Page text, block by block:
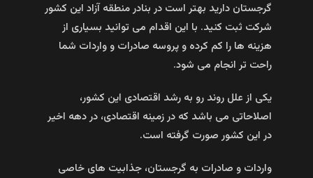
گرجستان دارید بهتر است در بنادر منطقه آزاد این کشور
شرکت ثبت کنید. با این اقدام می توانید بسیاری از
هزینه ها را کم کرده و پروسه صادرات و واردات شما
راحت تر انجام می شود.
یکی از علل روند رو به رشد اقتصادی این کشور،
اصلاحاتی می باشد که در زمینه اقتصادی، در دهه اخیر
در این کشور صورت گرفته است.
واردات و صادرات به گرجستان، جذابیت های خاصی